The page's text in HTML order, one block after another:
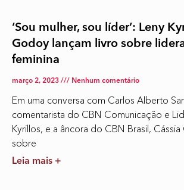
‘Sou mulher, sou líder’: Leny
Godoy lançam livro sobre
feminina
março 2, 2023 Nenhum comentário
Em uma conversa com Carlos Alberto
comentarista do CBN Comunicação e
Kyrillos, e a âncora do CBN Brasil,
sobre
Leia mais +